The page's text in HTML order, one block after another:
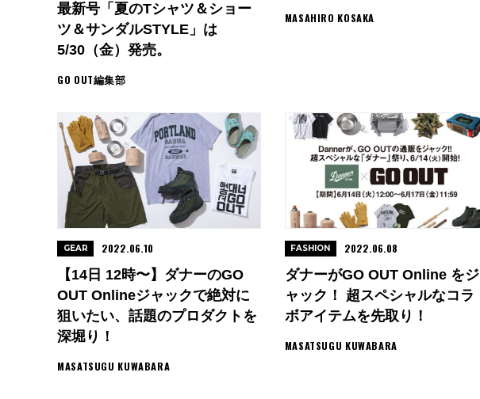
最新号「夏のTシャツ＆ショー
ツ＆サンダルSTYLE」は
5/30（金）発売。
GO OUT編集部
MASAHIRO KOSAKA
【14日 12時〜】ダナーのGO
OUT Onlineジャックで絶対に
狙いたい、話題のプロダクトを
深堀り！
MASATSUGU KUWABARA
GEAR 2022.06.10
ダナーがGO OUT Online をジ
ャック！ 超スペシャルなコラ
ボアイテムを先取り！
MASATSUGU KUWABARA
FASHION 2022.06.08